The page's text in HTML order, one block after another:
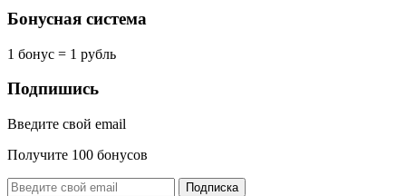
Бонусная система
1 бонус = 1 рубль
Подпишись
Введите свой email
Получите 100 бонусов
Подписка